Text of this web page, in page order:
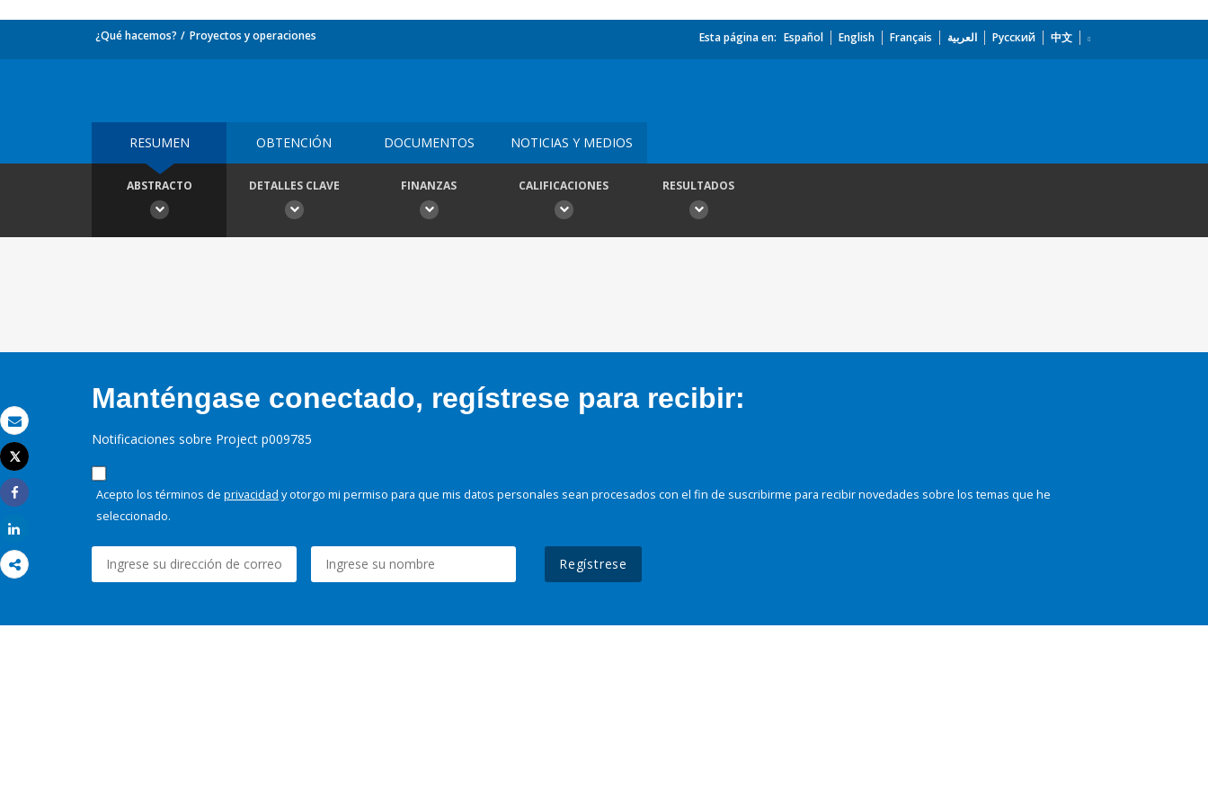
Correo electrónico
Imprimir
Tweet
Share
¿Qué hacemos? Proyectos y operaciones Esta página en: Español English Français العربية Русский 中文
RESUMEN OBTENCIÓN DOCUMENTOS NOTICIAS Y MEDIOS
ABSTRACTO DETALLES CLAVE FINANZAS CALIFICACIONES RESULTADOS
Manténgase conectado, regístrese para recibir:
Notificaciones sobre Project p009785
Acepto los términos de privacidad y otorgo mi permiso para que mis datos personales sean procesados con el fin de suscribirme para recibir novedades sobre los temas que he
seleccionado.
Regístrese